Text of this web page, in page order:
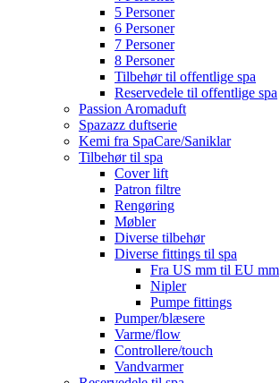
5 Personer
6 Personer
7 Personer
8 Personer
Tilbehør til offentlige spa
Reservedele til offentlige spa
Passion Aromaduft
Spazazz duftserie
Kemi fra SpaCare/Saniklar
Tilbehør til spa
Cover lift
Patron filtre
Rengøring
Møbler
Diverse tilbehør
Diverse fittings til spa
Fra US mm til EU mm
Nipler
Pumpe fittings
Pumper/blæsere
Varme/flow
Controllere/touch
Vandvarmer